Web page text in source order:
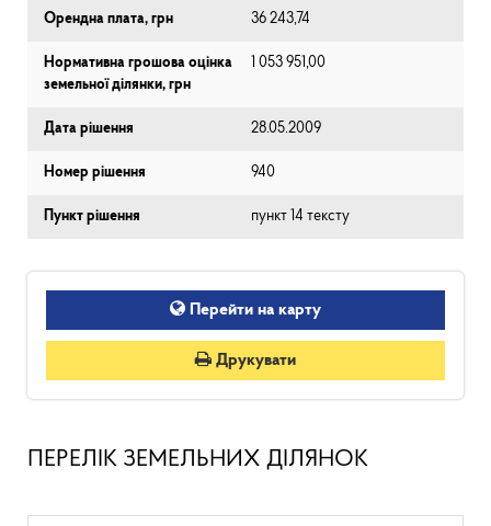
Орендна плата, грн 36 243,74
Нормативна грошова оцінка
земельної ділянки, грн
1 053 951,00
Дата рішення 28.05.2009
Номер рішення 940
Пункт рішення пункт 14 тексту
Перейти на карту
Друкувати
ПЕРЕЛІК ЗЕМЕЛЬНИХ ДІЛЯНОК